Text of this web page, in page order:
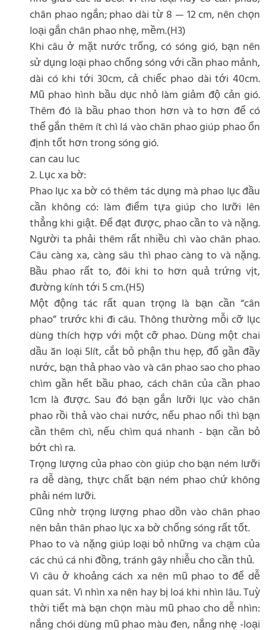
chân phao ngắn; phao dài từ 8 — 12 cm, nên chọn
loại gắn chân phao nhẹ, mềm.(H3)
Khi câu ở mặt nước trống, có sóng gió, bạn nên
sử dụng loại phao chống sóng với cần phao mảnh,
dài có khi tới 30cm, cả chiếc phao dài tới 40cm.
Mũ phao hình bầu dục nhỏ làm giảm độ cản gió.
Thêm đó là bầu phao thon hơn và to hơn để có
thể gắn thêm ít chì lá vào chân phao giúp phao ổn
định tốt hơn trong sóng gió.
can cau luc
2. Lục xa bờ:
Phao lục xa bờ có thêm tác dụng mà phao lục đầu
cần không có: làm điểm tựa giúp cho lưỡi lên
thẳng khi giật. Để đạt được, phao cần to và nặng.
Người ta phải thêm rất nhiều chì vào chân phao.
Câu càng xa, càng sâu thì phao càng to và nặng.
Bầu phao rất to, đôi khi to hơn quả trứng vịt,
đường kính tới 5 cm.(H5)
Một động tác rất quan trọng là bạn cần “cân
phao” trước khi đi câu. Thông thường mỗi cỡ lục
dùng thích hợp với một cỡ phao. Dùng một chai
dầu ăn loại 5lít, cắt bỏ phận thu hẹp, đổ gần đầy
nước, bạn thả phao vào và cân phao sao cho phao
chìm gần hết bầu phao, cách chân của cần phao
1cm là được. Sau đó bạn gắn lưỡi lục vào chân
phao rồi thả vào chai nước, nếu phao nổi thì bạn
cần thêm chì, nếu chìm quá nhanh - bạn cần bỏ
bớt chì ra.
Trọng lượng của phao còn giúp cho bạn ném lưỡi
ra dễ dàng, thực chất bạn ném phao chứ không
phải ném lưỡi.
Cũng nhờ trọng lượng phao dồn vào chân phao
nên bản thân phao lục xa bờ chống sóng rất tốt.
Phao to và nặng giúp loại bỏ những va chạm của
các chú cá nhi đồng, tránh gây nhiễu cho cần thủ.
Vì câu ở khoảng cách xa nên mũ phao to để dễ
quan sát. Vì nhìn xa nên hay bị loá khi nhìn lâu. Tuỳ
thời tiết mà bạn chọn màu mũ phao cho dễ nhìn:
nắng chói dùng mũ phao màu đen, nắng nhẹ -loại